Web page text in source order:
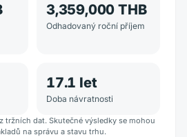
3,359,000 THB
Odhadovaný roční příjem
17.1 let
Doba návratnosti
tržních dat. Skutečné výsledky se mohou
na správu a stavu trhu.